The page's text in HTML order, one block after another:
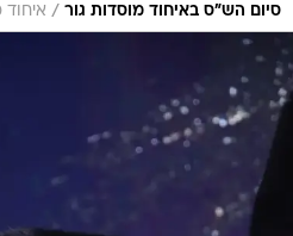
סיום הש"ס באיחוד מוסדות גור / איחוד